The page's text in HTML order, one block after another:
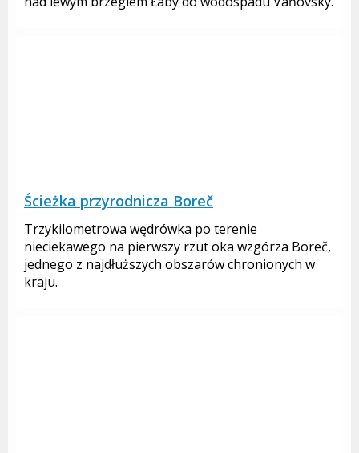
Ścieżka przyrodnicza Boreč
Trzykilometrowa wędrówka po terenie
nieciekawego na pierwszy rzut oka wzgórza Boreč,
jednego z najdłuższych obszarów chronionych w
kraju.